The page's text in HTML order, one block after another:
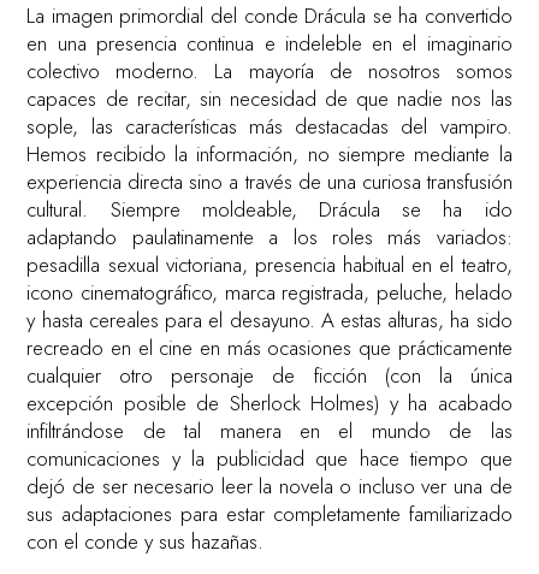
La imagen primordial del conde Drácula se ha convertido
en una presencia continua e indeleble en el imaginario
colectivo moderno. La mayoría de nosotros somos
capaces de recitar, sin necesidad de que nadie nos las
sople, las características más destacadas del vampiro.
Hemos recibido la información, no siempre mediante la
experiencia directa sino a través de una curiosa transfusión
cultural. Siempre moldeable, Drácula se ha ido
adaptando paulatinamente a los roles más variados:
pesadilla sexual victoriana, presencia habitual en el teatro,
icono cinematográfico, marca registrada, peluche, helado
y hasta cereales para el desayuno. A estas alturas, ha sido
recreado en el cine en más ocasiones que prácticamente
cualquier otro personaje de ficción (con la única
excepción posible de Sherlock Holmes) y ha acabado
infiltrándose de tal manera en el mundo de las
comunicaciones y la publicidad que hace tiempo que
dejó de ser necesario leer la novela o incluso ver una de
sus adaptaciones para estar completamente familiarizado
con el conde y sus hazañas.